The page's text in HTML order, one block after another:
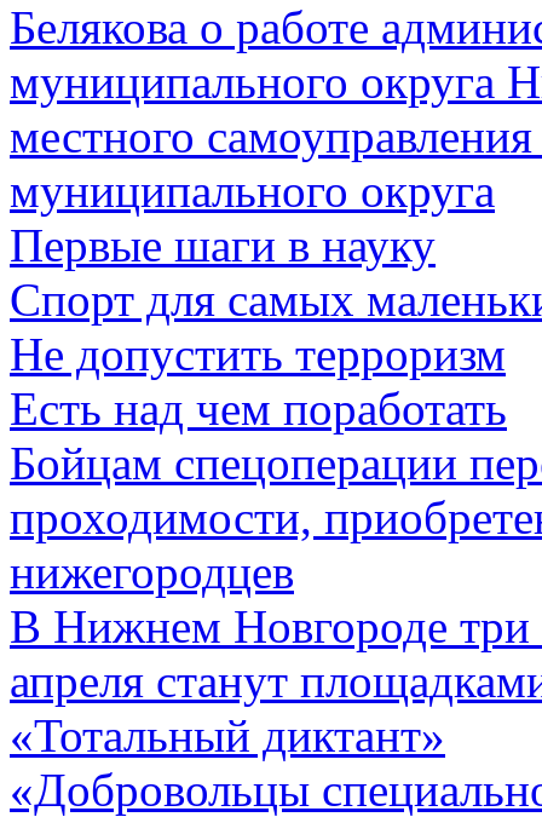
Белякова о работе
муниципального округа
местного
муниципального округа
Первые шаги в науку
Спорт для самых
Не допустить терроризм
Есть над чем поработать
Бойцам спецоперации
проходимости,
нижегородцев
В Нижнем Новгороде три
апреля станут
«Тотальный диктант»
«Добровольцы